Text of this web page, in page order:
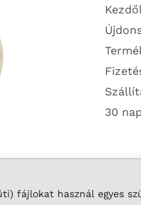
fájlokat használ egyes
30